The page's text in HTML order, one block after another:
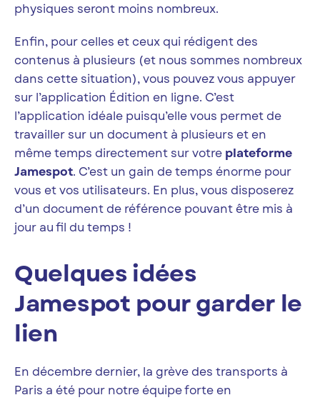
physiques seront moins nombreux.
Enfin, pour celles et ceux qui rédigent des
contenus à plusieurs (et nous sommes nombreux
dans cette situation), vous pouvez vous appuyer
sur l’application Édition en ligne. C’est
l’application idéale puisqu’elle vous permet de
travailler sur un document à plusieurs et en
même temps directement sur votre plateforme
Jamespot. C’est un gain de temps énorme pour
vous et vos utilisateurs. En plus, vous disposerez
d’un document de référence pouvant être mis à
jour au fil du temps !
Quelques idées
Jamespot pour garder le
lien
En décembre dernier, la grève des transports à
Paris a été pour notre équipe forte en